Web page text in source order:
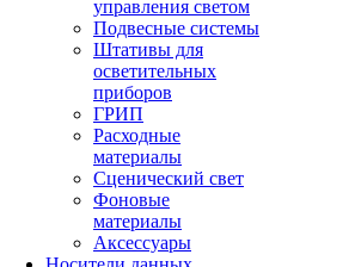
управления светом
Подвесные системы
Штативы для
осветительных
приборов
ГРИП
Расходные
материалы
Сценический свет
Фоновые
материалы
Аксессуары